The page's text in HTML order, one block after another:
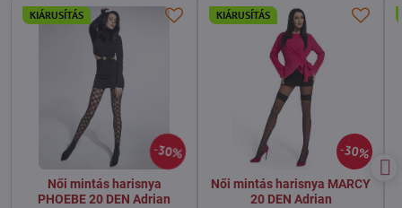
30%
KIÁRUSÍTÁS
Női mintás harisnya
PHOEBE 20 DEN Adrian
30%
KIÁRUSÍTÁS
Női mintás harisnya MARCY
20 DEN Adrian